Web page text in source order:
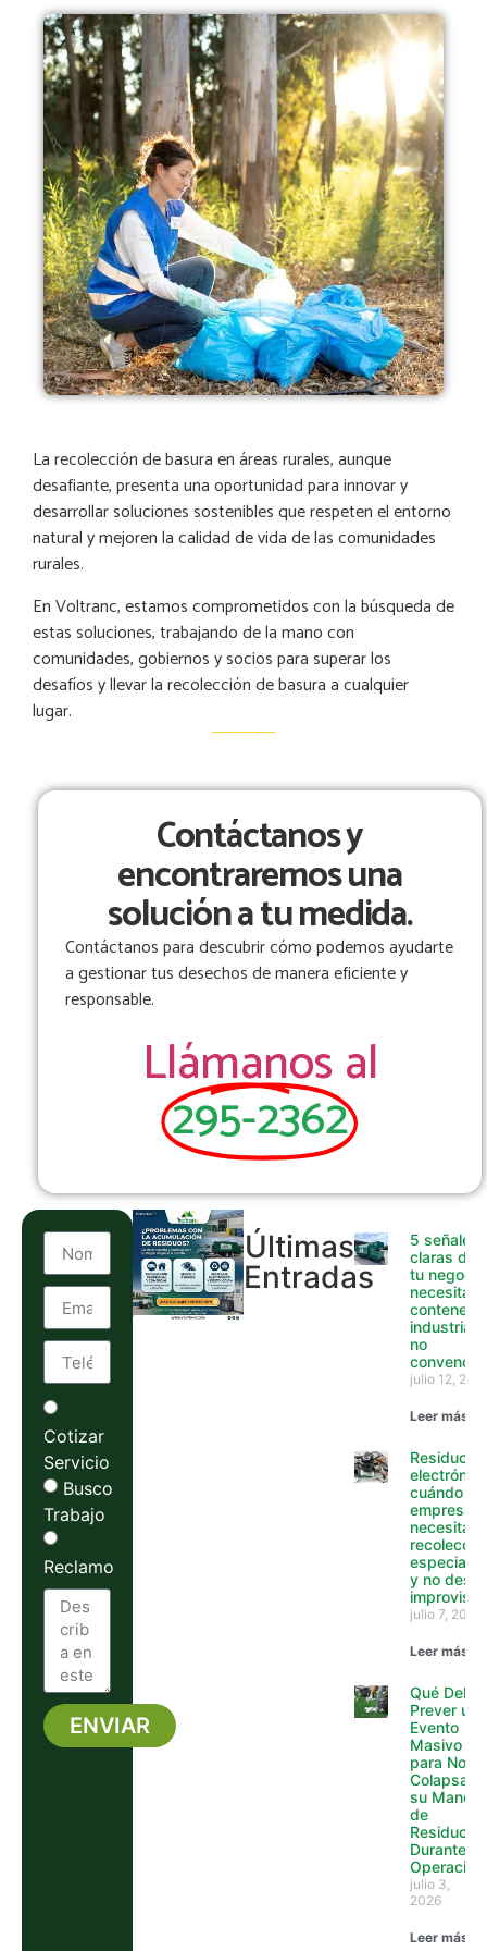
La recolección de basura en áreas rurales, aunque
desafiante, presenta una oportunidad para innovar y
desarrollar soluciones sostenibles que respeten el entorno
natural y mejoren la calidad de vida de las comunidades
rurales.
En Voltranc, estamos comprometidos con la búsqueda de
estas soluciones, trabajando de la mano con
comunidades, gobiernos y socios para superar los
desafíos y llevar la recolección de basura a cualquier
lugar.
Contáctanos y
encontraremos una
solución a tu medida.
Contáctanos para descubrir cómo podemos ayudarte
a gestionar tus desechos de manera eficiente y
responsable.
Llámanos al
295-2362
Cotizar
Servicio
Busco
Trabajo
Reclamo
ENVIAR
Últimas
Entradas
5 señales
claras de
tu negocio
necesita
no
julio 12,
Leer más »
Residuos
cuándo
empresa
necesita
y no
julio 7, 2026
Leer más »
Qué Debe
Prever un
Evento
Masivo
para No
Colapsar
su Manejo
de
Residuos
Durante la
Operación
julio 3,
2026
Leer más »